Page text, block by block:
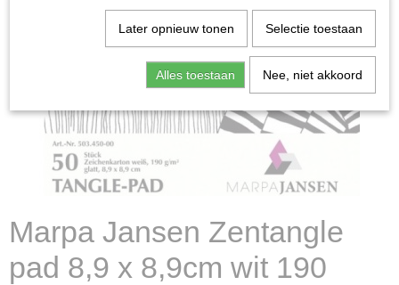
Marpa Jansen Zentangle
pad 8,9 x 8,9cm wit 190
Later opnieuw tonen Selectie toestaan
Alles toestaan Nee, niet akkoord